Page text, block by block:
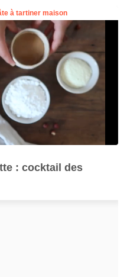
: cocktail des